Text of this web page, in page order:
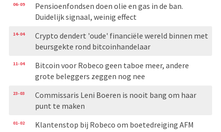
06-09
Pensioenfondsen doen olie en gas in de ban.
Duidelijk signaal, weinig effect
14-04
Crypto dendert 'oude' financiële wereld binnen met
beursgekte rond bitcoinhandelaar
11-04
Bitcoin voor Robeco geen taboe meer, andere
grote beleggers zeggen nog nee
23-03
Commissaris Leni Boeren is nooit bang om haar
punt te maken
01-02 Klantenstop bij Robeco om boetedreiging AFM